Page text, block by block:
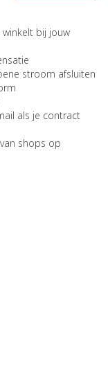
bij jouw
stroom afsluiten
als je contract
shops op